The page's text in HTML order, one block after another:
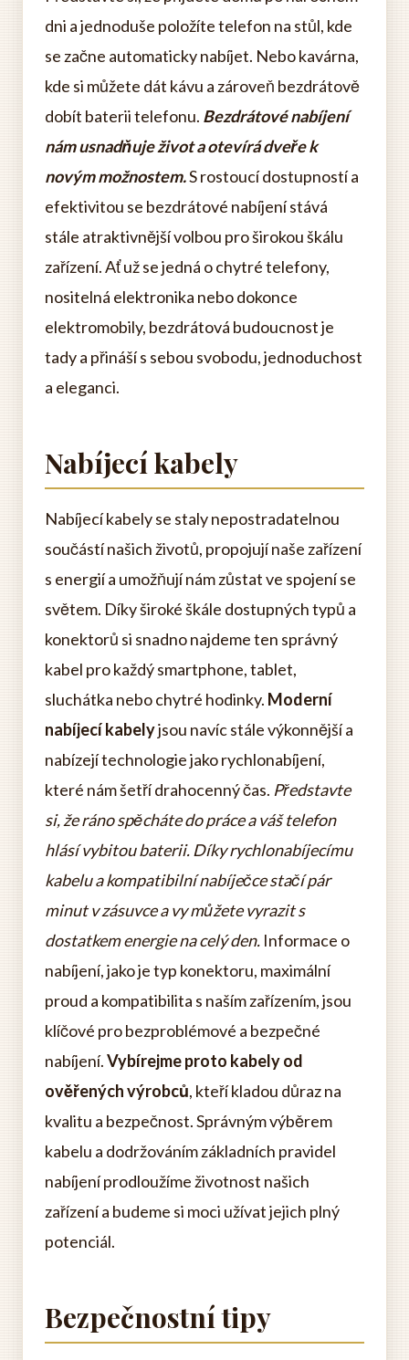
dni a jednoduše položíte telefon na stůl, kde
se začne automaticky nabíjet. Nebo kavárna,
kde si můžete dát kávu a zároveň bezdrátově
dobít baterii telefonu. Bezdrátové nabíjení
nám usnadňuje život a otevírá dveře k
novým možnostem.S rostoucí dostupností a
efektivitou se bezdrátové nabíjení stává
stále atraktivnější volbou pro širokou škálu
zařízení. Ať už se jedná o chytré telefony,
nositelná elektronika nebo dokonce
elektromobily, bezdrátová budoucnost je
tady a přináší s sebou svobodu, jednoduchost
a eleganci.
Nabíjecí kabely
Nabíjecí kabely se staly nepostradatelnou
součástí našich životů, propojují naše zařízení
s energií a umožňují nám zůstat ve spojení se
světem. Díky široké škále dostupných typů a
konektorů si snadno najdeme ten správný
kabel pro každý smartphone, tablet,
sluchátka nebo chytré hodinky. Moderní
nabíjecí kabelyjsou navíc stále výkonnější a
nabízejí technologie jako rychlonabíjení,
které nám šetří drahocenný čas. Představte
si, že ráno spěcháte do práce a váš telefon
hlásí vybitou baterii. Díky rychlonabíjecímu
kabelu a kompatibilní nabíječce stačí pár
minut v zásuvce a vy můžete vyrazit s
dostatkem energie na celý den. Informace o
nabíjení, jako je typ konektoru, maximální
proud a kompatibilita s naším zařízením, jsou
klíčové pro bezproblémové a bezpečné
nabíjení.Vybírejme proto kabely od
ověřených výrobců, kteří kladou důraz na
kvalitu a bezpečnost. Správným výběrem
kabelu a dodržováním základních pravidel
nabíjení prodloužíme životnost našich
zařízení a budeme si moci užívat jejich plný
potenciál.
Bezpečnostní tipy